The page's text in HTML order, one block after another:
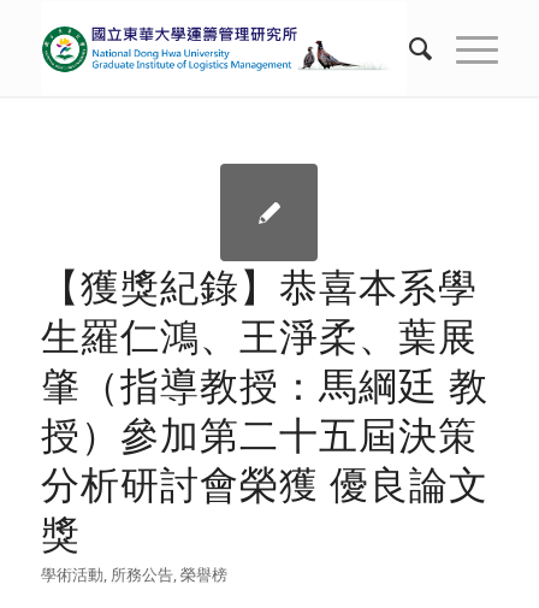
【獲獎紀錄】恭喜本系學
生羅仁鴻、王淨柔、葉展
肇（指導教授：馬綱廷 教
授）參加第二十五屆決策
分析研討會榮獲 優良論文
獎
學術活動, 所務公告,榮譽榜